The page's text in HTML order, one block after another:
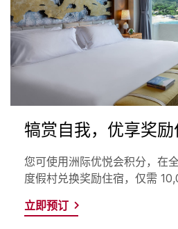
犒赏自我，优享奖
您可使用洲际优悦会积分，在
度假村兑换奖励住宿，仅需
立即预订